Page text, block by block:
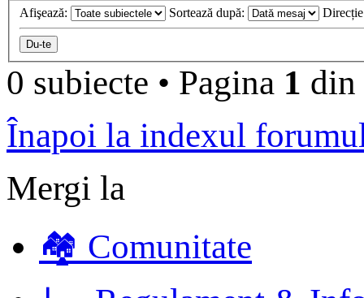
Afişează: Sortează după:
0 subiecte • Pagina 1 din
Înapoi la indexul
Mergi la
🏘️ Comunitate